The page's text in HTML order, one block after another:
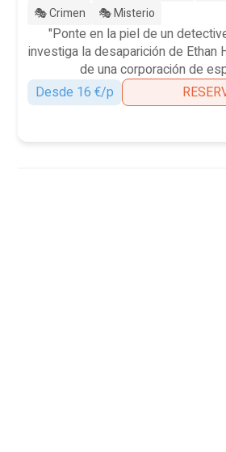
🎭 Crimen
🎭 Misterio
"Ponte en la piel de un
investiga la desaparición de Ethan
de una corporación de
Desde 16 €/p